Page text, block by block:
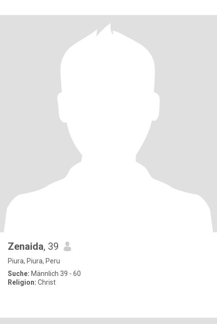
Zenaida, 39
Piura, Piura, Peru
Suche: Männlich 39 - 60
Religion: Christ